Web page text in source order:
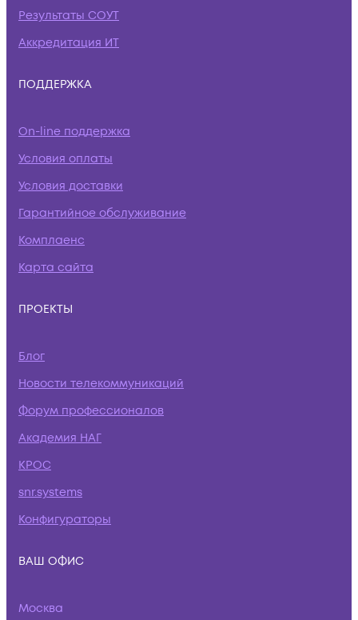
Результаты СОУТ
Аккредитация ИТ
ПОДДЕРЖКА
On-line поддержка
Условия оплаты
Условия доставки
Гарантийное обслуживание
Комплаенс
Карта сайта
ПРОЕКТЫ
Блог
Новости телекоммуникаций
Форум профессионалов
Академия НАГ
КРОС
snr.systems
Конфигураторы
ВАШ ОФИС
Москва